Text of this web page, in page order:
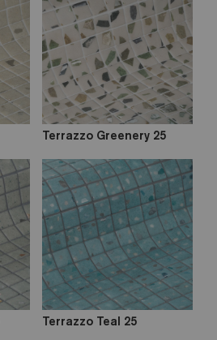
Terrazzo Greenery 25
Terrazzo Teal 25